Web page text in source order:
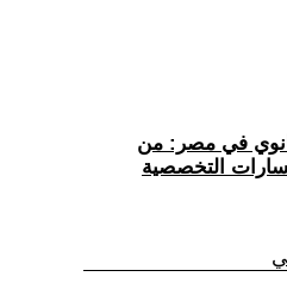
في مصر: من
التخصصية